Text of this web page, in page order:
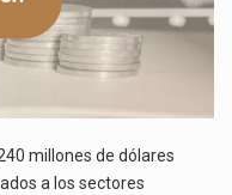
millones de dólares
a los sectores